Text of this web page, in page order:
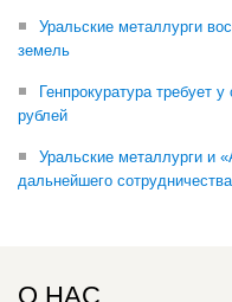
Уральские металлурги
земель
Генпрокуратура
рублей
Уральские металлурги и
дальнейшего сотрудничества
О НАС